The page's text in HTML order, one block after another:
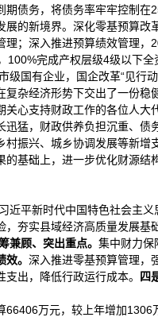
债务，将债务率牢牢控制在
展的新境界。深化零基预算
；深入推进预算绩效管理
100%完成产权层级4级以下
国有企业，国企改革“见行动
杂经济形势下交出了一份
关心支持财政工作的各位人
猛‌，财政供养负担沉重、
振兴、城乡协调发展等新增
的基础上，进一步优化财源
近平新时代中国特色社会主
夯实县域经济高质量发展基
兼顾、突出重点。 集中财力保
。 深入推进零基预算管理，
出，降低行政运行成本。
四
66406万元，较上年增加